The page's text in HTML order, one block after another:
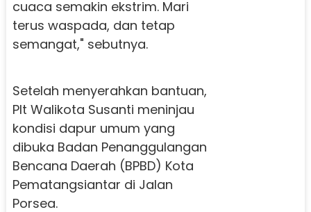
cuaca semakin ekstrim. Mari
terus waspada, dan tetap
semangat," sebutnya.
Setelah menyerahkan bantuan,
Plt Walikota Susanti meninjau
kondisi dapur umum yang
dibuka Badan Penanggulangan
Bencana Daerah (BPBD) Kota
Pematangsiantar di Jalan
Porsea.